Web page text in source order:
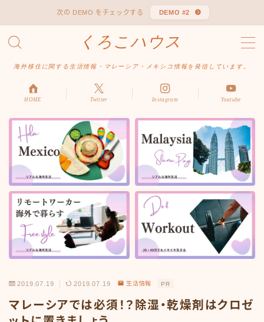
次の DEMO をチェックする DEMO #2
くろこハウス
海外移住に関する生活情報・マレーシア・メキシコ情報を発信しています。
MENU
デモプリセット記事 #1
デモプリセット記事 Part04
デモプリセット記事 Part06
利用規約／特定商取引法に基づく表記
有料記事の決済完了ページ
はじめての方へ
HOME Twitter Instagram Youtube
2019.07.19 2019.07.19 生活情報 PR
マレーシアでは必須！？除湿・乾燥剤はクロゼ